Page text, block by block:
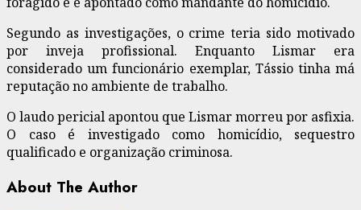
Segundo as investigações, o crime teria sido motivado
por inveja profissional. Enquanto Lismar era
considerado um funcionário exemplar, Tássio tinha má
reputação no ambiente de trabalho.
O laudo pericial apontou que Lismar morreu por asfixia.
O caso é investigado como homicídio, sequestro
qualificado e organização criminosa.
About The Author